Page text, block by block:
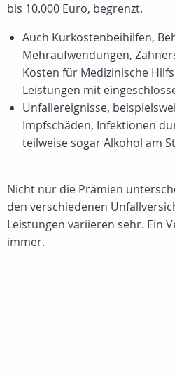
bis 10.000 Euro, begrenzt.
Auch Kurkostenbeihilfen,
Mehraufwendungen,
Kosten für Medizinische
Leistungen mit
Unfallereignisse,
Impfschäden, Infektionen
teilweise sogar Alkohol am
Nicht nur die Prämien
den verschiedenen
Leistungen variieren sehr. Ein
immer.